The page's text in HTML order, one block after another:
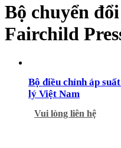
Bộ chuyển
Fairchild
Bộ điều chỉnh áp
lý Việt Nam
Vui lòng liên hệ